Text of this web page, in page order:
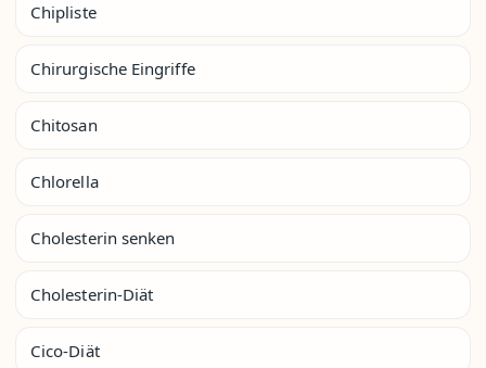
Chipliste
Chirurgische Eingriffe
Chitosan
Chlorella
Cholesterin senken
Cholesterin-Diät
Cico-Diät